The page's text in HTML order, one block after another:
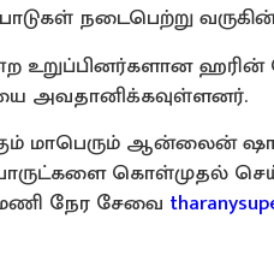
நடைபெற்று
உறுப்பினர்களான
அவதானிக்கவுள்ளனர்.
மாபெரும் ஆன்லைன்
கொள்முதல்
மணி நேர சேவை